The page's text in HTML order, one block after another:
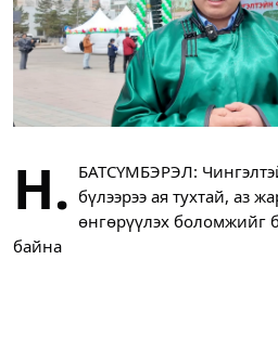
Н. БАТСҮМБЭРЭЛ:
бүлээрээ ая тухтай, аз
өнгөрүүлэх боломжийг
байна